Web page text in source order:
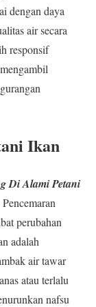
dengan daya
air secara
responsif
Ikan
Di Alami Petani
perubahan
adalah
air tawar
atau terlalu
nafsu